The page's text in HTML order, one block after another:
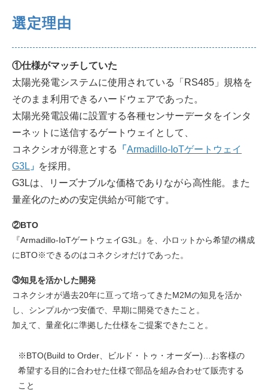
選定理由
①仕様がマッチしていた
太陽光発電システムに使用されている「RS485」規格を
そのまま利用できるハードウェアであった。
太陽光発電設備に設置する各種センサーデータをインタ
ーネットに送信するゲートウェイとして、
コネクシオが得意とする
「 Armadillo-IoTゲートウェイ
G3L 」 を採用。
G3Lは、リーズナブルな価格でありながら高性能。また
量産化のための安定供給が可能です。
②BTO
『Armadillo-IoTゲートウェイG3L』を、小ロットから希望の構成
にBTO※できるのはコネクシオだけであった。
③知見を活かした開発
コネクシオが過去20年に亘って培ってきたM2Mの知見を活か
し、シンプルかつ安価で、早期に開発できたこと。
加えて、量産化に準拠した仕様をご提案できたこと。
※BTO(Build to Order、ビルド・トゥ・オーダー)…お客様の
希望する目的に合わせた仕様で部品を組み合わせて販売する
こと